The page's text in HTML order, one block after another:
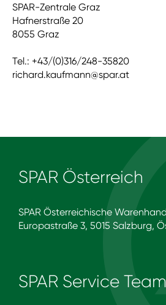
SPAR-Zentrale Graz
Hafnerstraße 20
8055 Graz
Tel.: +43/(0)316/248-35820
richard.kaufmann@spar.at
SPAR Österreich
SPAR Österreichische
Europastraße 3, 5015 Salzburg,
SPAR Service Team